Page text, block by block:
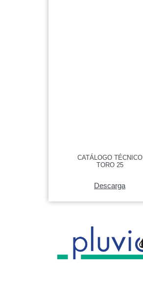
CATÁLOGO TÉCNICO
TORO 25
Descarga